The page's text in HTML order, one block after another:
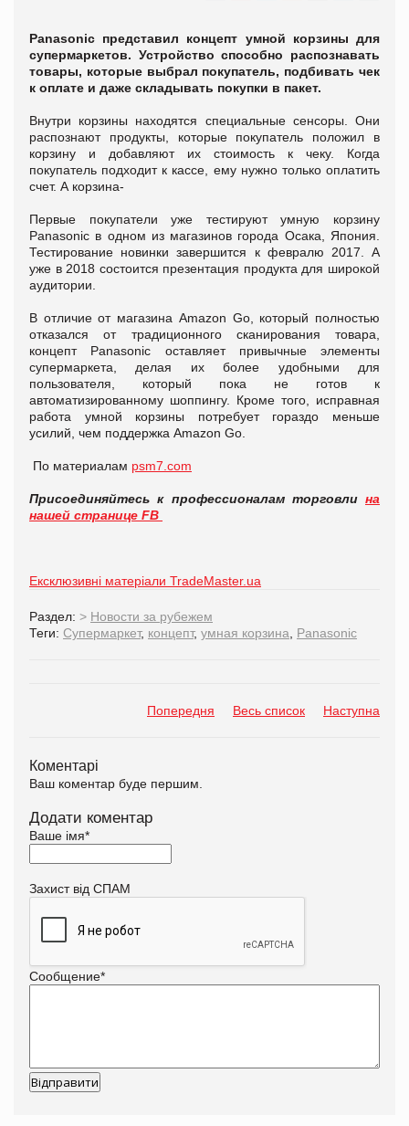
Panasonic представил концепт умной корзины для
супермаркетов. Устройство способно распознавать
товары, которые выбрал покупатель, подбивать чек
к оплате и даже складывать покупки в пакет.
Внутри корзины находятся специальные сенсоры. Они
распознают продукты, которые покупатель положил в
корзину и добавляют их стоимость к чеку. Когда
покупатель подходит к кассе, ему нужно только оплатить
счет. А корзина-
Первые покупатели уже тестируют умную корзину
Panasonic в одном из магазинов города Осака, Япония.
Тестирование новинки завершится к февралю 2017. А
уже в 2018 состоится презентация продукта для широкой
аудитории.
В отличие от магазина Amazon Go, который полностью
отказался от традиционного сканирования товара,
концепт Panasonic оставляет привычные элементы
супермаркета, делая их более удобными для
пользователя, который пока не готов к
автоматизированному шоппингу. Кроме того, исправная
работа умной корзины потребует гораздо меньше
усилий, чем поддержка Amazon Go.
По материалам psm7.com
Присоединяйтесь к профессионалам торговли на
нашей странице FB
Ексклюзивні матеріали TradeMaster.ua
Раздел: > Новости за рубежем
Теги: Супермаркет, концепт, умная корзина Panasonic
Попередня Весь список Наступна
Коментарі
Ваш коментар буде першим.
Додати коментар
Ваше імя*
Захист від СПАМ
Сообщение*